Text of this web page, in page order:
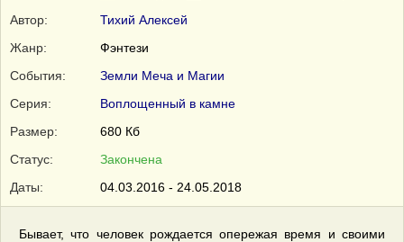
Автор:
Тихий Алексей
Жанр:
Фэнтези
События:
Земли Меча и Магии
Серия:
Воплощенный в камне
Размер:
680 Кб
Статус:
Закончена
Даты:
04.03.2016 - 24.05.2018
Бывает, что человек рождается опережая время и своими